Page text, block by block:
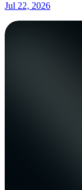
Jul 22, 2026